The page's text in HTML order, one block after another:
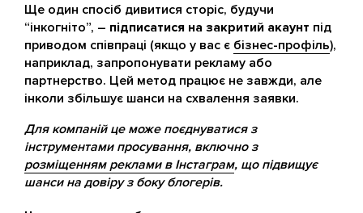
Ще один спосіб дивитися сторіс, будучи
“інкогніто”, – підписатися на закритий акаунт під
приводом співпраці (якщо у вас є бізнес-профіль),
наприклад, запропонувати рекламу або
партнерство. Цей метод працює не завжди, але
інколи збільшує шанси на схвалення заявки.
Для компаній це може поєднуватися з
інструментами просування, включно з
розміщенням реклами в Інстаграм, що підвищує
шанси на довіру з боку блогерів.